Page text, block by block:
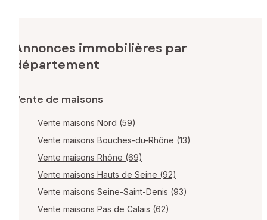
Annonces immobilières par
département
Vente de maisons
Vente maisons Nord (59)
Vente maisons Bouches-du-Rhône (13)
Vente maisons Rhône (69)
Vente maisons Hauts de Seine (92)
Vente maisons Seine-Saint-Denis (93)
Vente maisons Pas de Calais (62)